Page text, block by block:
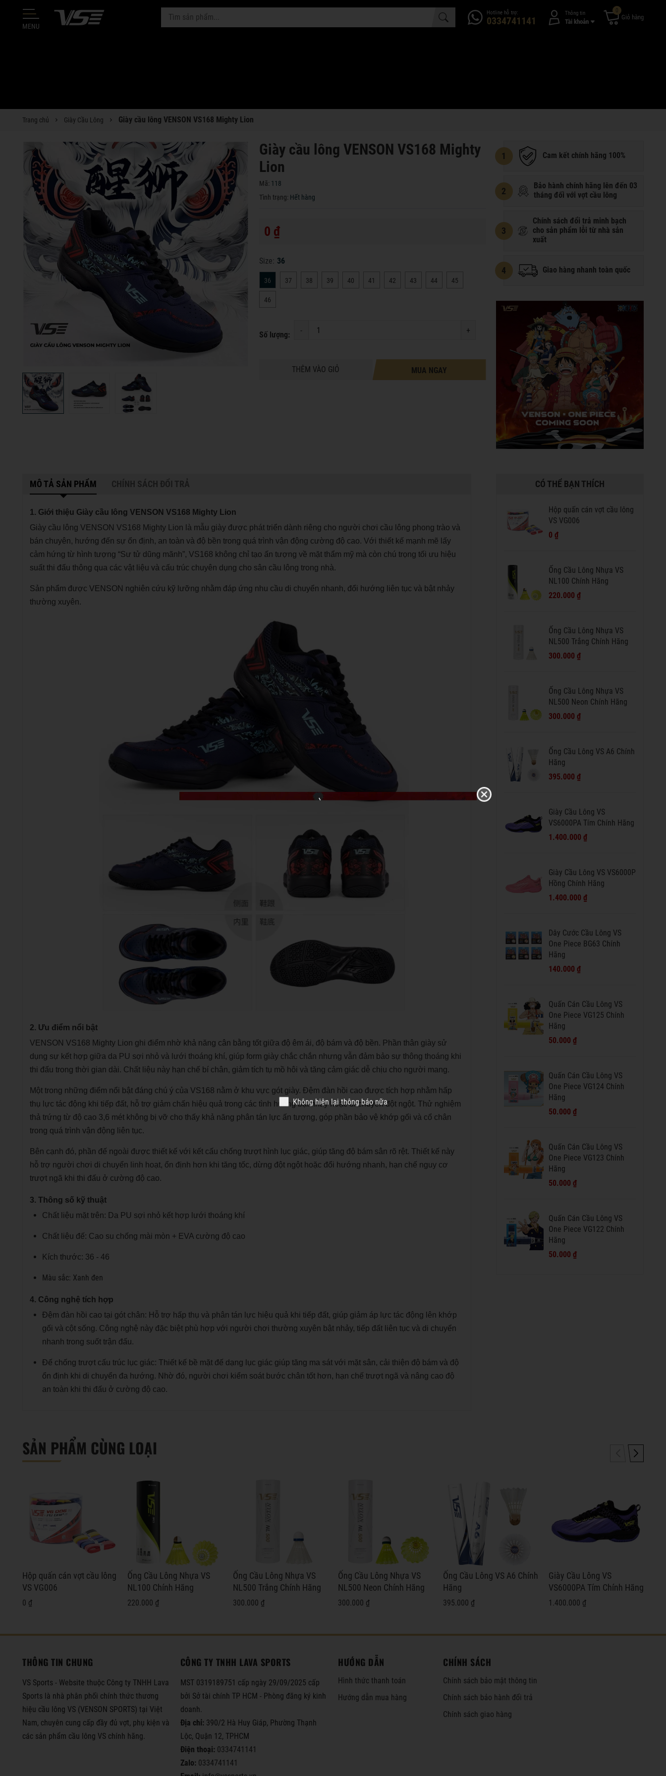
MENU
Hotline hỗ trợ:
0334741141
Thông tin
Tài khoản
0
Giỏ hàng
Trang chủ Giày Cầu Lông Giày cầu lông VENSON VS168 Mighty Lion
Giày cầu lông VENSON VS168 Mighty
Lion
Mã: 118
Tình trạng: Hết hàng
0 ₫
Size: 36
36 37 38 39 40 41 42 43 44 45
46
Số lượng: - +
THÊM VÀO GIỎ MUA NGAY
1 Cam kết chính hãng 100%
2
Bảo hành chính hãng lên đến 03
tháng đối với vợt cầu lông
3
Chính sách đổi trả minh bạch
cho sản phẩm lỗi từ nhà sản
xuất
4 Giao hàng nhanh toàn quốc
MÔ TẢ SẢN PHẨM CHÍNH SÁCH ĐỔI TRẢ
1. Giới thiệu Giày cầu lông VENSON VS168 Mighty Lion
Giày cầu lông VENSON VS168 Mighty Lion là mẫu giày được phát triển dành riêng cho người chơi cầu lông phong trào và
bán chuyên, hướng đến sự ổn định, an toàn và độ bền trong quá trình vận động cường độ cao. Với thiết kế mạnh mẽ lấy
cảm hứng từ hình tượng “Sư tử dũng mãnh”, VS168 không chỉ tạo ấn tượng về mặt thẩm mỹ mà còn chú trọng tối ưu hiệu
suất thi đấu thông qua các vật liệu và cấu trúc chuyên dụng cho sân cầu lông trong nhà.
Sản phẩm được VENSON nghiên cứu kỹ lưỡng nhằm đáp ứng nhu cầu di chuyển nhanh, đổi hướng liên tục và bật nhảy
thường xuyên.
2. Ưu điểm nổi bật
VENSON VS168 Mighty Lion ghi điểm nhờ khả năng cân bằng tốt giữa độ êm ái, độ bám và độ bền. Phần thân giày sử
dụng sự kết hợp giữa da PU sợi nhỏ và lưới thoáng khí, giúp form giày chắc chắn nhưng vẫn đảm bảo sự thông thoáng khi
thi đấu trong thời gian dài. Chất liệu này hạn chế bí chân, giảm tích tụ mồ hôi và tăng cảm giác dễ chịu cho người mang.
Một trong những điểm nổi bật đáng chú ý của VS168 nằm ở khu vực gót giày. Đệm đàn hồi cao được tích hợp nhằm hấp
thụ lực tác động khi tiếp đất, hỗ trợ giảm chấn hiệu quả trong các tình huống bật nhảy hoặc di chuyển đột ngột. Thử nghiệm
thả trứng từ độ cao 3,6 mét không bị vỡ cho thấy khả năng phân tán lực ấn tượng, góp phần bảo vệ khớp gối và cổ chân
trong quá trình vận động liên tục.
Bên cạnh đó, phần đế ngoài được thiết kế với kết cấu chống trượt hình lục giác, giúp tăng độ bám sân rõ rệt. Thiết kế này
hỗ trợ người chơi di chuyển linh hoạt, ổn định hơn khi tăng tốc, dừng đột ngột hoặc đổi hướng nhanh, hạn chế nguy cơ
trượt ngã khi thi đấu ở cường độ cao.
3. Thông số kỹ thuật
Chất liệu mặt trên: Da PU sợi nhỏ kết hợp lưới thoáng khí
Chất liệu đế: Cao su chống mài mòn + EVA cường độ cao
Kích thước: 36 - 46
Màu sắc: Xanh đen
4. Công nghệ tích hợp
Đệm đàn hồi cao tại gót chân: Hỗ trợ hấp thụ và phân tán lực hiệu quả khi tiếp đất, giúp giảm áp lực tác động lên khớp
gối và cột sống. Công nghệ này đặc biệt phù hợp với người chơi thường xuyên bật nhảy, tiếp đất liên tục và di chuyển
nhanh trong suốt trận đấu.
Đế chống trượt cấu trúc lục giác: Thiết kế bề mặt đế dạng lục giác giúp tăng ma sát với mặt sân, cải thiện độ bám và độ
ổn định khi di chuyển đa hướng. Nhờ đó, người chơi kiểm soát bước chân tốt hơn, hạn chế trượt ngã và nâng cao độ
an toàn khi thi đấu ở cường độ cao.
CÓ THỂ BẠN THÍCH
Hộp quấn cán vợt cầu lông
VS VG006
0 ₫
Ống Cầu Lông Nhựa VS
NL100 Chính Hãng
220.000 ₫
Ống Cầu Lông Nhựa VS
NL500 Trắng Chính Hãng
300.000 ₫
Ống Cầu Lông Nhựa VS
NL500 Neon Chính Hãng
300.000 ₫
Ống Cầu Lông VS A6 Chính
Hãng
395.000 ₫
Giày Cầu Lông VS
VS6000PA Tím Chính Hãng
1.400.000 ₫
Giày Cầu Lông VS VS6000P
Hồng Chính Hãng
1.400.000 ₫
Dây Cước Cầu Lông VS
One Piece BG63 Chính
Hãng
140.000 ₫
Quấn Cán Cầu Lông VS
One Piece VG125 Chính
Hãng
50.000 ₫
Quấn Cán Cầu Lông VS
One Piece VG124 Chính
Hãng
50.000 ₫
Quấn Cán Cầu Lông VS
One Piece VG123 Chính
Hãng
50.000 ₫
Quấn Cán Cầu Lông VS
One Piece VG122 Chính
Hãng
50.000 ₫
SẢN PHẨM CÙNG LOẠI
Hộp quấn cán vợt cầu lông
VS VG006
0 ₫
Ống Cầu Lông Nhựa VS
NL100 Chính Hãng
220.000 ₫
Ống Cầu Lông Nhựa VS
NL500 Trắng Chính Hãng
300.000 ₫
Ống Cầu Lông Nhựa VS
NL500 Neon Chính Hãng
300.000 ₫
Ống Cầu Lông VS A6 Chính
Hãng
395.000 ₫
Giày Cầu Lông VS
VS6000PA Tím Chính Hãng
1.400.000 ₫
THÔNG TIN CHUNG
VS Sports - Website thuộc Công ty TNHH Lava
Sports là nhà phân phối chính thức thương
hiệu cầu lông VS (VENSON SPORTS) tại Việt
Nam, chuyên cung cấp đầy đủ vợt, phụ kiện và
các sản phẩm cầu lông VS chính hãng.
CÔNG TY TNHH LAVA SPORTS
MST 0319189751 cấp ngày 29/09/2025 cấp
bởi Sở tài chính TP HCM - Phòng đăng ký kinh
doanh.
Địa chỉ: 390/2 Hà Huy Giáp, Phường Thạnh
Lộc, Quận 12, TPHCM
Điện thoại: 0334741141
Zalo: 0334741141
HƯỚNG DẪN
Hình thức thanh toán
Hướng dẫn mua hàng
CHÍNH SÁCH
Chính sách bảo mật thông tin
Chính sách bảo hành đổi trả
Chính sách giao hàng
Không hiện lại thông báo nữa